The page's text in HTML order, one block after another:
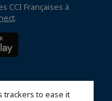
trackers to ease it
CCI Françaises à
.